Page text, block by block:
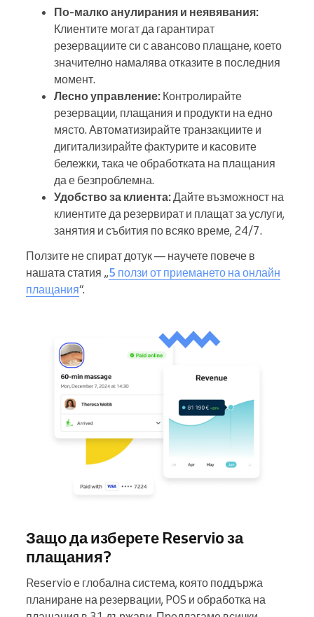
По-малко анулирания и неявявания:
Клиентите могат да гарантират
резервациите си с авансово плащане, което
значително намалява отказите в последния
момент.
Лесно управление: Контролирайте
резервации, плащания и продукти на едно
място. Автоматизирайте транзакциите и
дигитализирайте фактурите и касовите
бележки, така че обработката на плащания
да е безпроблемна.
Удобство за клиента:Дайте възможност на
клиентите да резервират и плащат за услуги,
занятия и събития по всяко време, 24/7.
Ползите не спират дотук — научете повече в
нашата статия „5 ползи от приемането на онлайн
плащания“.
Защо да изберете Reservio за
плащания?
Reservio е глобална система, която поддържа
планиране на резервации, POS и обработка на